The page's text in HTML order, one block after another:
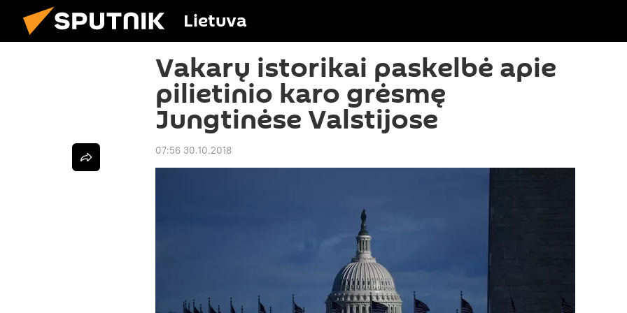
Lietuva
Vakarų istorikai paskelbė apie
pilietinio karo grėsmę
Jungtinėse Valstijose
07:56 30.10.2018